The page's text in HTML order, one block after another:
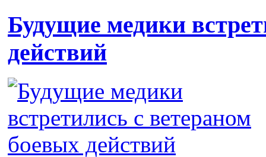
Будущие медики
действий